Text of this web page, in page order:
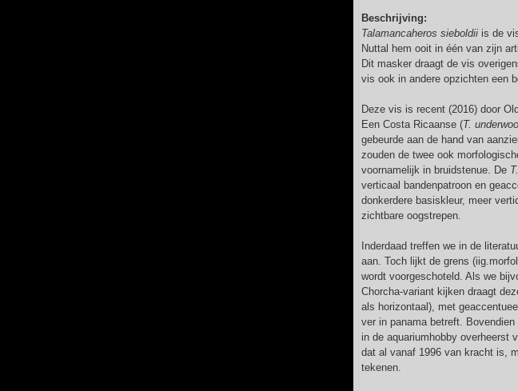
Beschrijving:
Talamancaheros sieboldii is de
Nuttal hem ooit in één van zijn
Dit masker draagt de vis
vis ook in andere opzichten een
Deze vis is recent (2016) door
Een Costa Ricaanse (T.
gebeurde aan de hand van
zouden de twee ook
voornamelijk in bruidstenue. De
verticaal bandenpatroon en
donkerdere basiskleur, meer
zichtbare oogstrepen.
Inderdaad treffen we in de
aan. Toch lijkt de grens
wordt voorgeschoteld. Als we
Chorcha-variant kijken draagt
als horizontaal), met
ver in panama betreft.
in de aquariumhobby overheerst
dat al vanaf 1996 van kracht is,
tekenen.